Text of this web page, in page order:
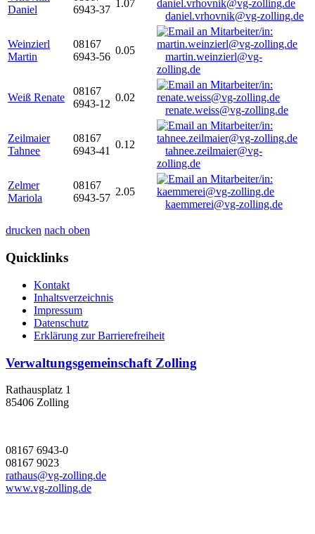
Daniel
6943-37
1.07
daniel.vrhovnik@vg-zolling.de
Weinzierl
Martin
08167
6943-56
0.05
martin.weinzierl@vg-
zolling.de
Weiß Renate
08167
6943-12
0.02
renate.weiss@vg-zolling.de
Zeilmaier
Tahnee
08167
6943-41
0.12
tahnee.zeilmaier@vg-
zolling.de
Zelmer
Mariola
08167
6943-57
2.05
kaemmerei@vg-zolling.de
drucken nach oben
Quicklinks
Kontakt
Inhaltsverzeichnis
Impressum
Datenschutz
Erklärung zur Barrierefreiheit
Verwaltungsgemeinschaft Zolling
Rathausplatz 1
85406 Zolling
08167 6943-0
08167 9023
rathaus@vg-zolling.de
www.vg-zolling.de